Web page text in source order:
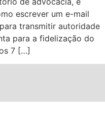
escrever um e-mail
transmitir autoridade
para a fidelização do
7 […]